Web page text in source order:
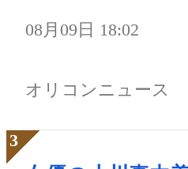
08月09日 18:02
オリコンニュース